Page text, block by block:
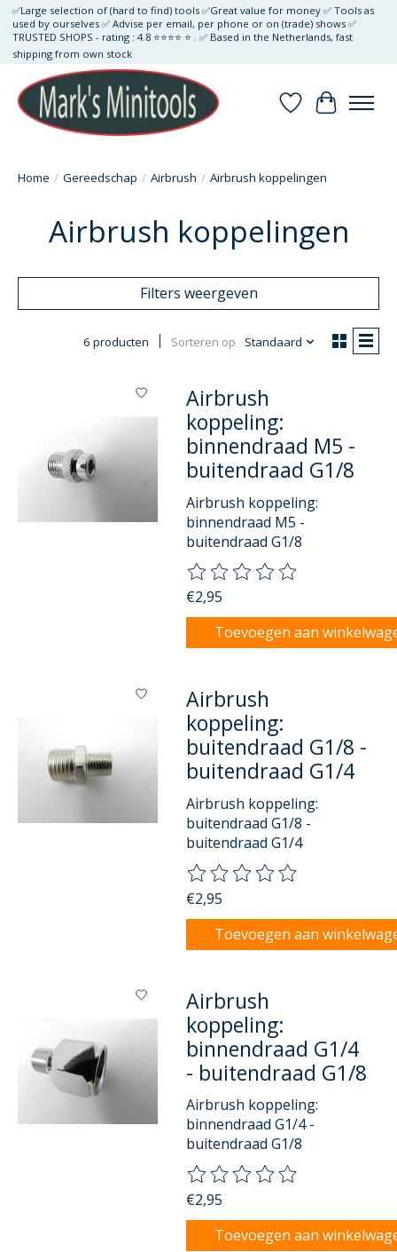
✅Large selection of (hard to find) tools ✅Great value for money ✅ Tools as
used by ourselves ✅ Advise per email, per phone or on (trade) shows ✅
TRUSTED SHOPS - rating : 4.8 ⭐⭐⭐⭐ ⭐ . ✅ Based in the Netherlands, fast
shipping from own stock
Verlanglijst
Home / Gereedschap / Airbrush / Airbrush koppelingen
Airbrush koppelingen
Filters weergeven
6 producten Sorteren op Standaard
Airbrush
koppeling:
binnendraad M5 -
buitendraad G1/8
Airbrush koppeling:
binnendraad M5 -
buitendraad G1/8
De beoordeling van dit
€2,95
Toevoegen aan
Airbrush
koppeling:
buitendraad G1/8 -
buitendraad G1/4
Airbrush koppeling:
buitendraad G1/8 -
buitendraad G1/4
De beoordeling van dit
€2,95
Toevoegen aan
Airbrush
koppeling:
binnendraad G1/4
- buitendraad G1/8
Airbrush koppeling:
binnendraad G1/4 -
buitendraad G1/8
De beoordeling van dit
€2,95
Toevoegen aan